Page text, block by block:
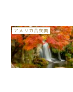
アメリカ合衆国